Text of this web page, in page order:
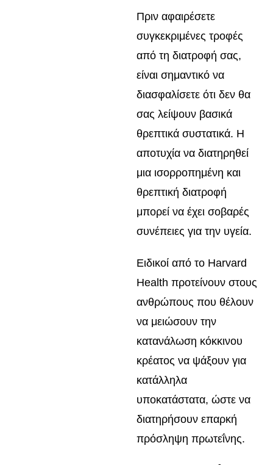
Πριν αφαιρέσετε
συγκεκριμένες τροφές
από τη διατροφή σας,
είναι σημαντικό να
διασφαλίσετε ότι δεν θα
σας λείψουν βασικά
θρεπτικά συστατικά. Η
αποτυχία να διατηρηθεί
μια ισορροπημένη και
θρεπτική διατροφή
μπορεί να έχει σοβαρές
συνέπειες για την υγεία.
Ειδικοί από το Harvard
Health προτείνουν στους
ανθρώπους που θέλουν
να μειώσουν την
κατανάλωση κόκκινου
κρέατος να ψάξουν για
κατάλληλα
υποκατάστατα, ώστε να
διατηρήσουν επαρκή
πρόσληψη πρωτεΐνης.